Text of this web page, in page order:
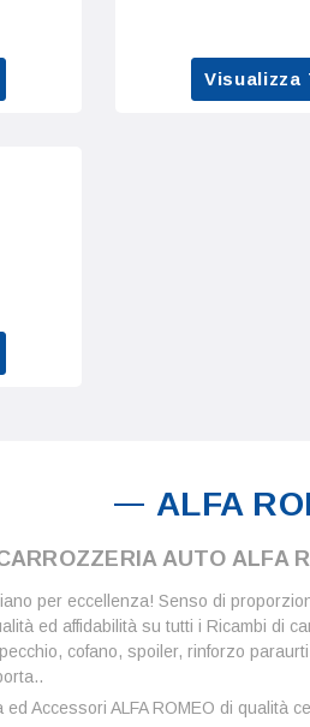
Visualizza
ALFA
AUTO ALFA
per eccellenza! Senso di
ed affidabilità su tutti i Ricambi di
cofano, spoiler, rinforzo
Accessori ALFA ROMEO di qualità